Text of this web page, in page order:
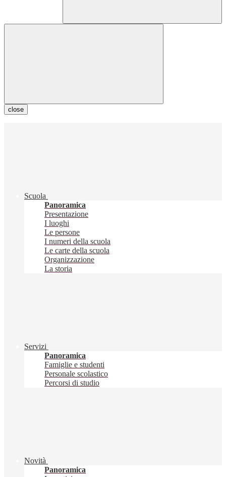
close
Scuola
Panoramica
Presentazione
I luoghi
Le persone
I numeri della scuola
Le carte della scuola
Organizzazione
La storia
Servizi
Panoramica
Famiglie e studenti
Personale scolastico
Percorsi di studio
Novità
Panoramica